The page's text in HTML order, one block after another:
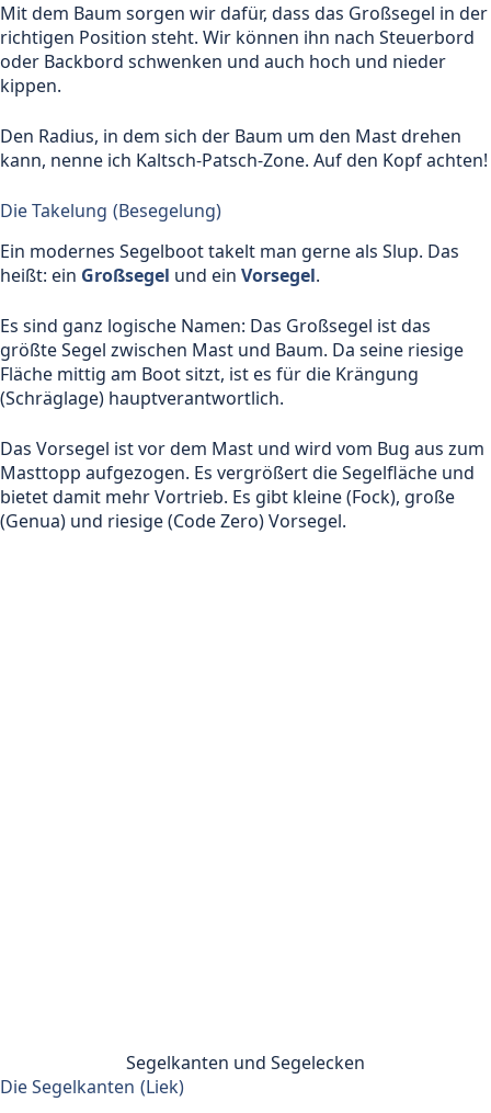
Mit dem Baum sorgen wir dafür, dass das Großsegel in der
richtigen Position steht. Wir können ihn nach Steuerbord
oder Backbord schwenken und auch hoch und nieder
kippen.
Den Radius, in dem sich der Baum um den Mast drehen
kann, nenne ich Kaltsch-Patsch-Zone. Auf den Kopf achten!
Die Takelung (Besegelung)
Ein modernes Segelboot takelt man gerne als Slup. Das
heißt: ein Großsegel und ein Vorsegel.
Es sind ganz logische Namen: Das Großsegel ist das
größte Segel zwischen Mast und Baum. Da seine riesige
Fläche mittig am Boot sitzt, ist es für die Krängung
(Schräglage) hauptverantwortlich.
Das Vorsegel ist vor dem Mast und wird vom Bug aus zum
Masttopp aufgezogen. Es vergrößert die Segelfläche und
bietet damit mehr Vortrieb. Es gibt kleine (Fock), große
(Genua) und riesige (Code Zero) Vorsegel.
Segelkanten und Segelecken
Die Segelkanten (Liek)